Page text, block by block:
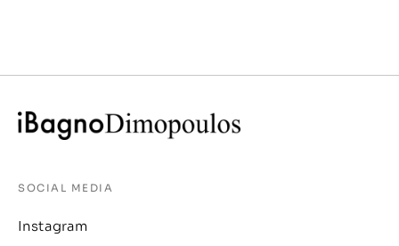
SOCIAL MEDIA
Instagram